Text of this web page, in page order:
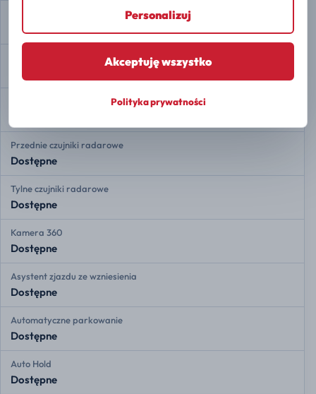
Asystent zmiany pasa ruchu
Dostępne
Ostrzeganie przed opuszczeniem pasa
Przednie czujniki radarowe
Dostępne
Tylne czujniki radarowe
Dostępne
Kamera 360
Dostępne
Asystent zjazdu ze wzniesienia
Dostępne
Automatyczne parkowanie
Dostępne
Auto Hold
Dostępne
Personalizuj
Akceptuję wszystko
Polityka prywatności